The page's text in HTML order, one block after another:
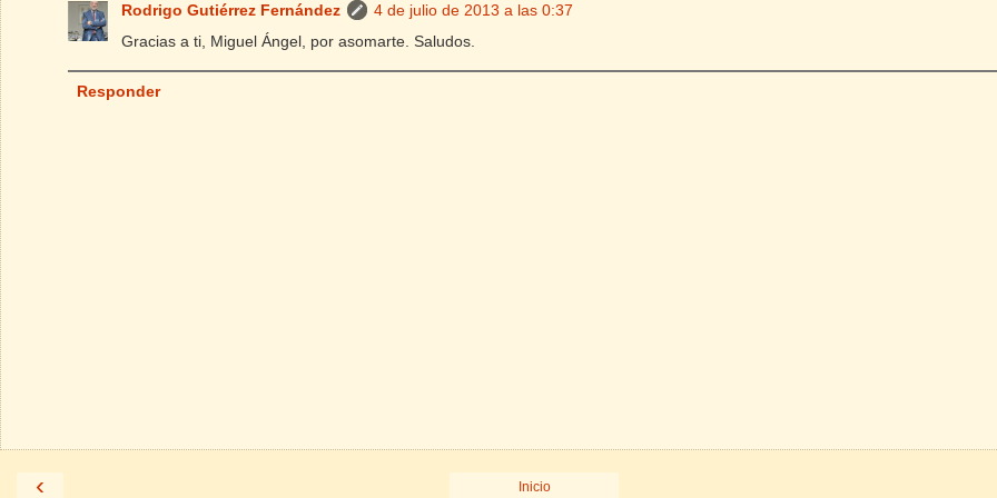
Rodrigo Gutiérrez Fernández
4 de julio de 2013 a las 0:37
Gracias a ti, Miguel Ángel, por asomarte. Saludos.
Responder
‹ Inicio